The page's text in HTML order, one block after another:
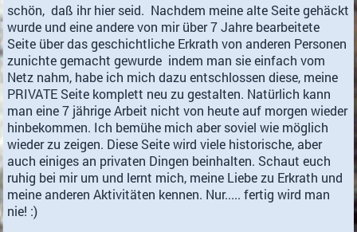
schön, daß ihr hier seid. Nachdem meine alte Seite gehäckt
wurde und eine andere von mir über 7 Jahre bearbeitete
Seite über das geschichtliche Erkrath von anderen Personen
zunichte gemacht gewurde indem man sie einfach vom
Netz nahm, habe ich mich dazu entschlossen diese, meine
PRIVATE Seite komplett neu zu gestalten. Natürlich kann
man eine 7 jährige Arbeit nicht von heute auf morgen wieder
hinbekommen. Ich bemühe mich aber soviel wie möglich
wieder zu zeigen. Diese Seite wird viele historische, aber
auch einiges an privaten Dingen beinhalten. Schaut euch
ruhig bei mir um und lernt mich, meine Liebe zu Erkrath und
meine anderen Aktivitäten kennen. Nur..... fertig wird man
nie! :)